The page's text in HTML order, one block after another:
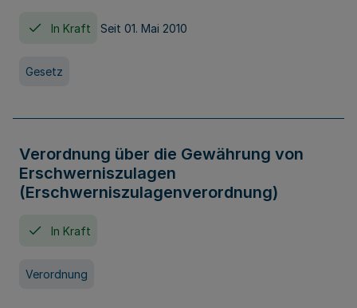
In Kraft Seit 01. Mai 2010
Gesetz
Verordnung über die Gewährung von
Erschwerniszulagen
(Erschwerniszulagenverordnung)
In Kraft
Verordnung